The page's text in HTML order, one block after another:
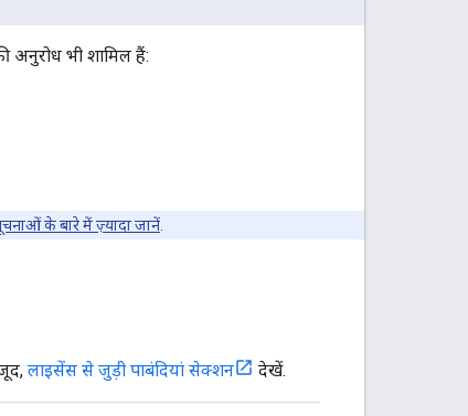
अनुरोध भी शामिल हैं:
के बारे में ज़्यादा जानें
लाइसेंस से जुड़ी पाबंदियां सेक्शन देखें.